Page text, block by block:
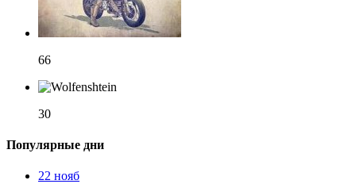
66
30
Популярные дни
22 нояб